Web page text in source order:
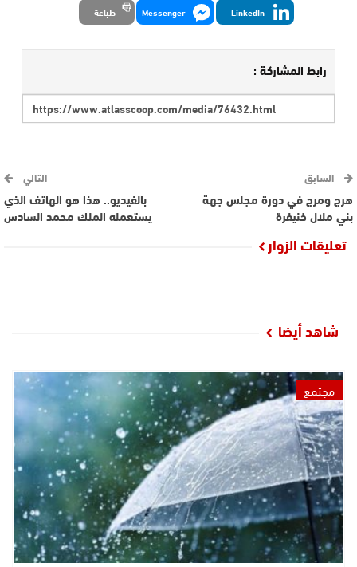
LinkedIn
Messenger طباعة
رابط المشاركة :
السابق
هرج ومرج في دورة مجلس جهة
بني ملال خنيفرة
التالي
بالفيديو.. هذا هو الهاتف الذي
يستعمله الملك محمد السادس
تعليقات الزوار
شاهد أيضا
مجتمع